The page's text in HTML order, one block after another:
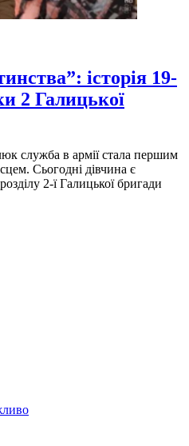
історія 19-
2 Галицької
служба в армії стала першим
Сьогодні дівчина є
2-ї Галицької бригади